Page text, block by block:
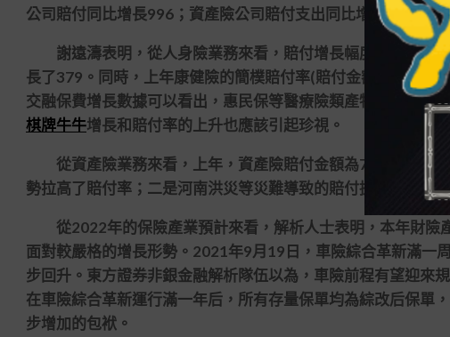
公司賠付同比增長996；資產險公司賠付支出同比增長1355。
謝遠濤表明，從人身險業務來看，賠付增長幅度最大的是康
長了379。同時，上年康健險的簡樸賠付率(賠付金額保費收
交融保費增長數據可以看出，惠民保等醫療險類產物比年對保
棋牌牛牛增長和賠付率的上升也應該引起珍視。
從資產險業務來看，上年，資產險賠付金額為7688億元，
勢拉高了賠付率；二是河南洪災等災難導致的賠付提升。
從2022年的保險產業預計來看，解析人士表明，本年財險
面對較嚴格的增長形勢。2021年9月19日，車險綜合革新滿一
步回升。東方證券非銀金融解析隊伍以為，車險前程有望迎來
在車險綜合革新運行滿一年后，所有存量保單均為綜改后保單
步增加的包袱。